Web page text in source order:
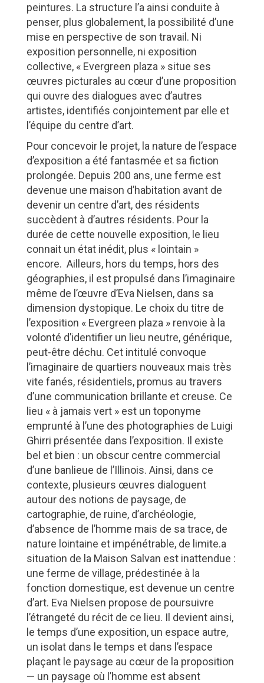
peintures. La structure l’a ainsi conduite à
penser, plus globalement, la possibilité d’une
mise en perspective de son travail. Ni
exposition personnelle, ni exposition
collective, « Evergreen plaza » situe ses
œuvres picturales au cœur d’une proposition
qui ouvre des dialogues avec d’autres
artistes, identifiés conjointement par elle et
l’équipe du centre d’art.
Pour concevoir le projet, la nature de l’espace
d’exposition a été fantasmée et sa fiction
prolongée. Depuis 200 ans, une ferme est
devenue une maison d’habitation avant de
devenir un centre d’art, des résidents
succèdent à d’autres résidents. Pour la
durée de cette nouvelle exposition, le lieu
connait un état inédit, plus « lointain »
encore. Ailleurs, hors du temps, hors des
géographies, il est propulsé dans l’imaginaire
même de l’œuvre d’Eva Nielsen, dans sa
dimension dystopique. Le choix du titre de
l’exposition « Evergreen plaza » renvoie à la
volonté d’identifier un lieu neutre, générique,
peut-être déchu. Cet intitulé convoque
l’imaginaire de quartiers nouveaux mais très
vite fanés, résidentiels, promus au travers
d’une communication brillante et creuse. Ce
lieu « à jamais vert » est un toponyme
emprunté à l’une des photographies de Luigi
Ghirri présentée dans l’exposition. Il existe
bel et bien : un obscur centre commercial
d’une banlieue de l’Illinois. Ainsi, dans ce
contexte, plusieurs œuvres dialoguent
autour des notions de paysage, de
cartographie, de ruine, d’archéologie,
d’absence de l’homme mais de sa trace, de
nature lointaine et impénétrable, de limite.a
situation de la Maison Salvan est inattendue :
une ferme de village, prédestinée à la
fonction domestique, est devenue un centre
d’art. Eva Nielsen propose de poursuivre
l’étrangeté du récit de ce lieu. Il devient ainsi,
le temps d’une exposition, un espace autre,
un isolat dans le temps et dans l’espace
plaçant le paysage au cœur de la proposition
— un paysage où l’homme est absent